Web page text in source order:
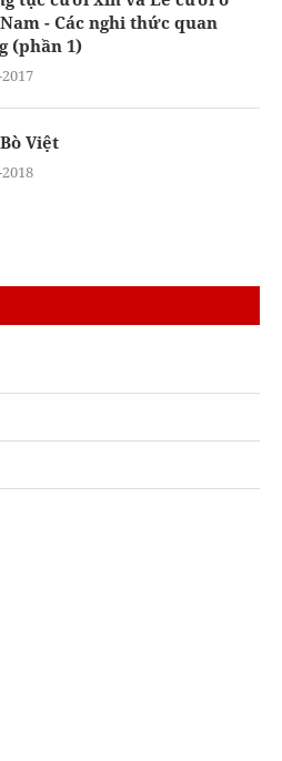
- Các nghi thức quan
(phần 1)
Việt